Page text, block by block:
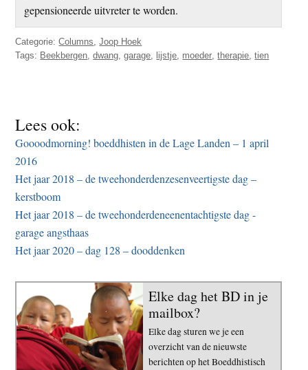
gepensioneerde uitvreter te worden.
Categorie:Columns,Joop Hoek
Tags: Beekbergen,dwang,garage, lijstje, moeder,therapie,tien
Lees ook:
Goooodmorning! boeddhisten in de Lage Landen – 1 april
2016
Het jaar 2018 – de tweehonderdenzesenveertigste dag –
kerstboom
Het jaar 2018 – de tweehonderdeneenentachtigste dag -
garage angsthaas
Het jaar 2020 – dag 128 – dooddenken
Elke dag het BD in je
mailbox?
Elke dag sturen we je een
overzicht van de nieuwste
berichten op het Boeddhistisch